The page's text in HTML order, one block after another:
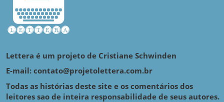
Lettera é um projeto de Cristiane Schwinden
E-mail: contato@projetolettera.com.br
Todas as histórias deste site e os comentários dos
leitores sao de inteira responsabilidade de seus autores.